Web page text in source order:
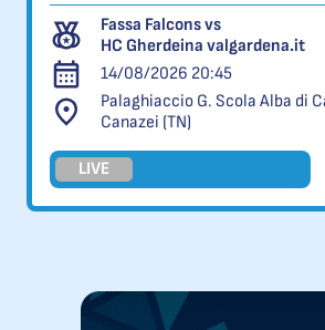
Fassa Falcons vs
HC Gherdeina valgardena.it
14/08/2026 20:45
Palaghiaccio G. Scola Alba di
Canazei (TN)
LIVE